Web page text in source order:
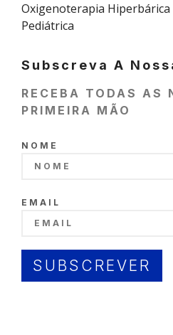
Oxigenoterapia Hiperbárica
Pediátrica
Subscreva A
RECEBA TODAS AS
PRIMEIRA MÃO
NOME
EMAIL
SUBSCREVER